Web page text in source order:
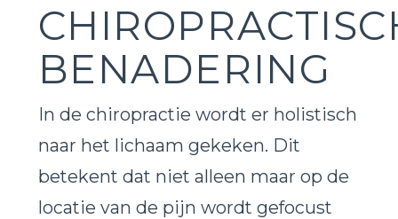
BENADERING
In de chiropractie wordt er holistisch
naar het lichaam gekeken. Dit
betekent dat niet alleen maar op de
locatie van de pijn wordt gefocust